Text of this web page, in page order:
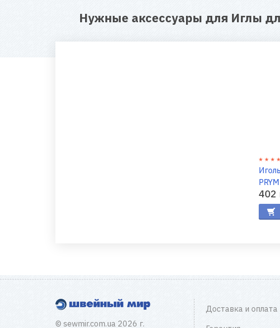
Нужные аксессуары для Иглы
402
© sewmir.com.ua 2026 г.
Доставка и оплата